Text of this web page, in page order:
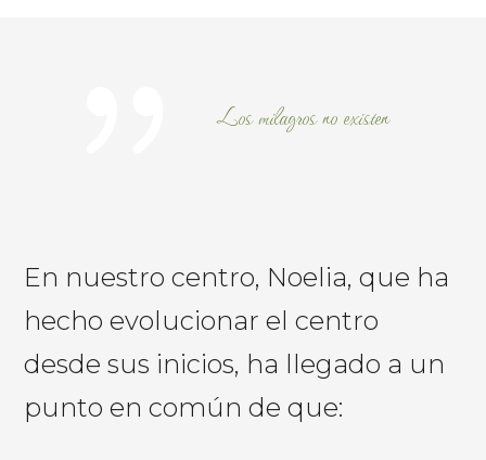
Los milagros no existen
En nuestro centro, Noelia, que ha
hecho evolucionar el centro
desde sus inicios, ha llegado a un
punto en comúnde que: